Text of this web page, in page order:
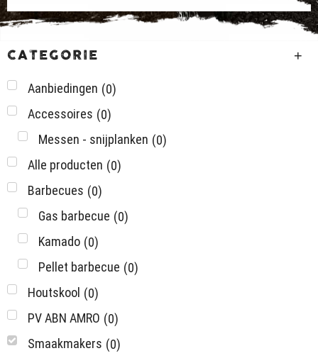
CATEGORIE
Aanbiedingen (0)
Accessoires (0)
Messen - snijplanken (0)
Alle producten (0)
Barbecues (0)
Gas barbecue (0)
Kamado (0)
Pellet barbecue (0)
Houtskool (0)
PV ABN AMRO (0)
Smaakmakers (0)